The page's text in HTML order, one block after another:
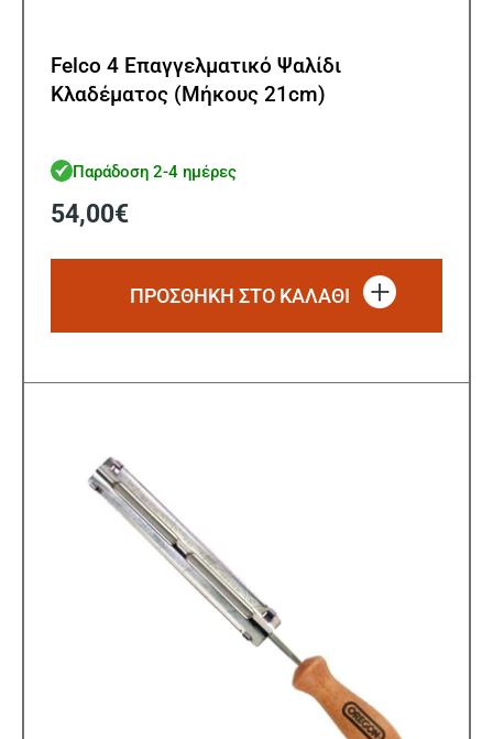
Felco 4 Επαγγελματικό Ψαλίδι
Κλαδέματος (Μήκους 21cm)
Παράδοση 2-4 ημέρες
54,00€
ΠΡΟΣΘΗΚΗ ΣΤΟ ΚΑΛΑΘΙ